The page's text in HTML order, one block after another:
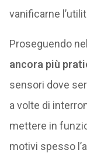
vanificarne
Proseguendo
ancora più
sensori dove
a volte di
mettere in
motivi spesso